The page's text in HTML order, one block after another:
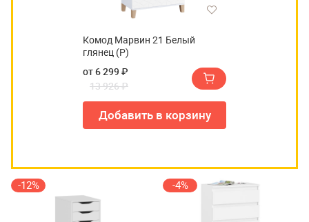
Комод Марвин 21 Белый
глянец (Р)
от 6 299 ₽
13 926 ₽
Добавить в корзину
-12% -4%